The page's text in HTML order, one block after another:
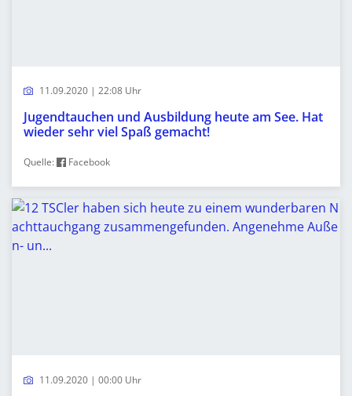
11.09.2020 | 22:08 Uhr
Jugendtauchen und Ausbildung heute am See. Hat
wieder sehr viel Spaß gemacht!
Quelle: Facebook
11.09.2020 | 00:00 Uhr